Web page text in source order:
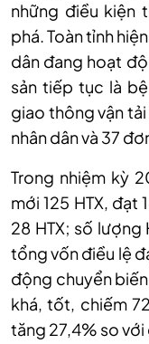
những điều kiện
phá. Toàn tỉnh
dân đang hoạt
sản tiếp tục là
giao thông vận
nhân dân và 37
Trong nhiệm kỳ
mới 125 HTX, đạt
28 HTX; số
tổng vốn điều lệ
động chuyển
khá, tốt, chiếm
tăng 27,4% so với